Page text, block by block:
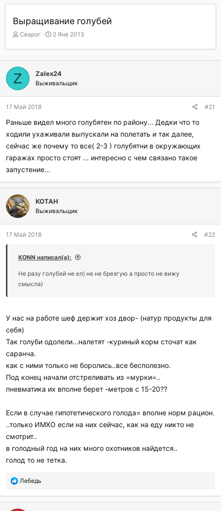
Выращивание голубей
А
т
о
р
т
е
м
ы
Сварог
Д
т
а
н
а
ч
а
2 Янв 2013
Z Zalex24
Выживальщик
17 Май 2018 #21
Раньше видел много голубятен по району... Дедки что то
ходили ухаживали выпускали на полетать и так далее,
сейчас же почему то все( 2-3 ) голубятни в окружающих
гаражах просто стоят ... интересно с чем связано такое
запустение...
КОТАН
Выживальщик
17 Май 2018 #22
KONN написал(а):
Не разу голубей не ел) не не брезгую а просто не вижу
смысла)
У нас на работе шеф держит хоз двор- (натур продукты для
себя)
Так голуби одолели...налетят -куриный корм сточат как
саранча.
как с ними только не боролись..все бесполезно.
Под конец начали отстреливать из =мурки=..
пневматика их вполне берет -метров с 15-20??
Если в случае гипотетического голода= вполне норм рацион.
..только ИМХО если на них сейчас, как на еду никто не
смотрит..
в голодный год на них много охотников найдется..
голод то не тетка.
П
б
л
Лебедь